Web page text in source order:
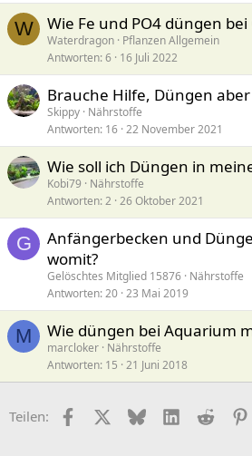
W Wie Fe und PO4 düngen
Waterdragon Pflanzen Allgemein
Antworten 6 16 Juli 2022
Brauche Hilfe, Düngen aber
Skippy Nährstoffe
Antworten 16 22 November 2021
Wie soll ich Düngen in
Kobi79
Nährstoffe
Antworten 2 26 Oktober 2021
G
Anfängerbecken und
womit?
Gelöschtes Mitglied 15876 Nährstoffe
Antworten 20 23 Mai 2019
M Wie düngen bei Aquarium
marcloker Nährstoffe
Antworten 15 21 Juni 2018
Teilen: FacebookX (Twitter)
BlueskyLinkedIn
Reddit